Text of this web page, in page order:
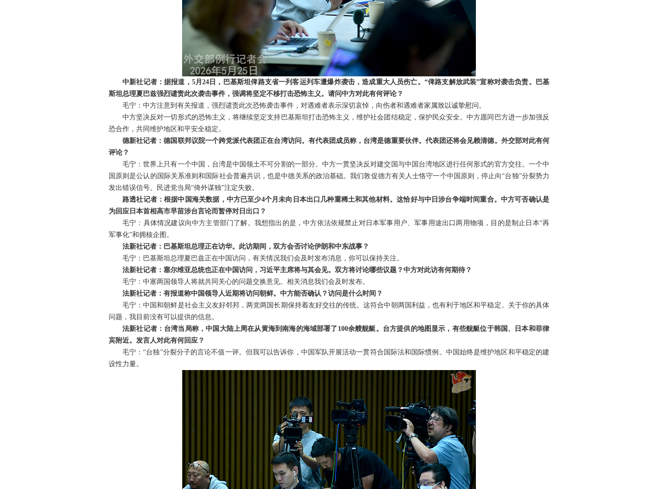
中新社记者：据报道，5月24日，巴基斯坦俾路支省一列客运列车遭爆炸袭击，造成重大人员伤亡。“俾路支解放武装”宣称对袭击负责。巴基
斯坦总理夏巴兹强烈谴责此次袭击事件，强调将坚定不移打击恐怖主义。请问中方对此有何评论？
毛宁：中方注意到有关报道，强烈谴责此次恐怖袭击事件，对遇难者表示深切哀悼，向伤者和遇难者家属致以诚挚慰问。
中方坚决反对一切形式的恐怖主义，将继续坚定支持巴基斯坦打击恐怖主义，维护社会团结稳定，保护民众安全。中方愿同巴方进一步加强反
恐合作，共同维护地区和平安全稳定。
德新社记者：德国联邦议院一个跨党派代表团正在台湾访问。有代表团成员称，台湾是德重要伙伴。代表团还将会见赖清德。外交部对此有何
评论？
毛宁：世界上只有一个中国，台湾是中国领土不可分割的一部分。中方一贯坚决反对建交国与中国台湾地区进行任何形式的官方交往。一个中
国原则是公认的国际关系准则和国际社会普遍共识，也是中德关系的政治基础。我们敦促德方有关人士恪守一个中国原则，停止向“台独”分裂势力
发出错误信号。民进党当局“倚外谋独”注定失败。
路透社记者：根据中国海关数据，中方已至少4个月未向日本出口几种重稀土和其他材料。这恰好与中日涉台争端时间重合。中方可否确认是
为回应日本首相高市早苗涉台言论而暂停对日出口？
毛宁：具体情况建议向中方主管部门了解。我想指出的是，中方依法依规禁止对日本军事用户、军事用途出口两用物项，目的是制止日本“再
军事化”和拥核企图。
法新社记者：巴基斯坦总理正在访华。此访期间，双方会否讨论伊朗和中东战事？
毛宁：巴基斯坦总理夏巴兹正在中国访问，有关情况我们会及时发布消息，你可以保持关注。
法新社记者：塞尔维亚总统也正在中国访问，习近平主席将与其会见。双方将讨论哪些议题？中方对此访有何期待？
毛宁：中塞两国领导人将就共同关心的问题交换意见。相关消息我们会及时发布。
法新社记者：有报道称中国领导人近期将访问朝鲜。中方能否确认？访问是什么时间？
毛宁：中国和朝鲜是社会主义友好邻邦，两党两国长期保持着友好交往的传统。这符合中朝两国利益，也有利于地区和平稳定。关于你的具体
问题，我目前没有可以提供的信息。
法新社记者：台湾当局称，中国大陆上周在从黄海到南海的海域部署了100余艘舰艇。台方提供的地图显示，有些舰艇位于韩国、日本和菲律
宾附近。发言人对此有何回应？
毛宁：“台独”分裂分子的言论不值一评。但我可以告诉你，中国军队开展活动一贯符合国际法和国际惯例。中国始终是维护地区和平稳定的建
设性力量。